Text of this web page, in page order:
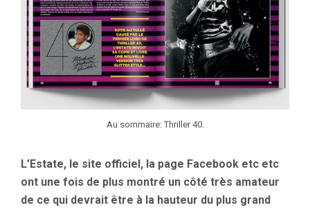
Au sommaire: Thriller 40.
L’Estate, le site officiel, la page Facebook etc etc
ont une fois de plus montré un côté très amateur
de ce qui devrait être à la hauteur du plus grand